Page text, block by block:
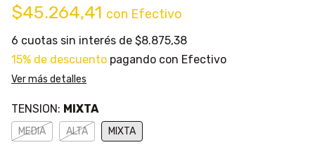
$45.264,41 con Efectivo
6 cuotas sin interés de $8.875,38
15% de descuento pagando con Efectivo
Ver más detalles
TENSION: MIXTA
MEDIA ALTA MIXTA